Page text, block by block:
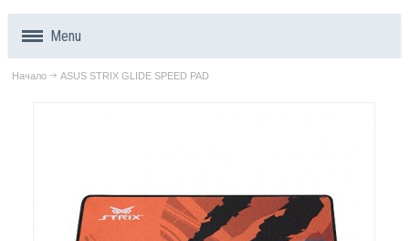
Menu
Продукти
Начало ASUS STRIX GLIDE SPEED PAD